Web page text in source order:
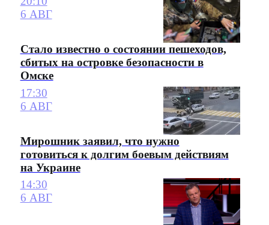
6 АВГ
Стало известно о состоянии пешеходов,
сбитых на островке безопасности в
Омске
17:30
6 АВГ
Мирошник заявил, что нужно
готовиться к долгим боевым действиям
на Украине
14:30
6 АВГ